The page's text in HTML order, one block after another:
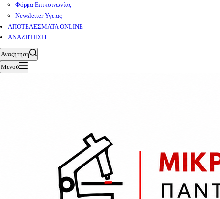
Φόρμα Επικοινωνίας
Newsletter Υγείας
ΑΠΟΤΕΛΕΣΜΑΤΑ ONLINE
ΑΝΑΖΗΤΗΣΗ
Αναζήτηση
Μενού